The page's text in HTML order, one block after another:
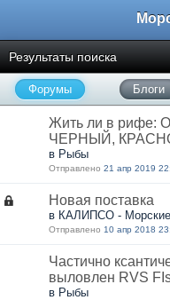
Результаты поиска
Форумы Блоги
Жить ли в рифе:
ЧЕРНЫЙ,
в Рыбы
Отправлено 21 апр 2019
Новая поставка
в КАЛИПСО - Морские
Отправлено 10 апр 2018
Частично
выловлен RVS
в Рыбы